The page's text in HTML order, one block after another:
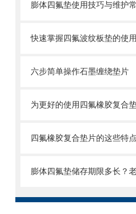
膨体四氟垫使用技巧与维护
快速掌握四氟波纹板垫的使
六步简单操作石墨缠绕垫片